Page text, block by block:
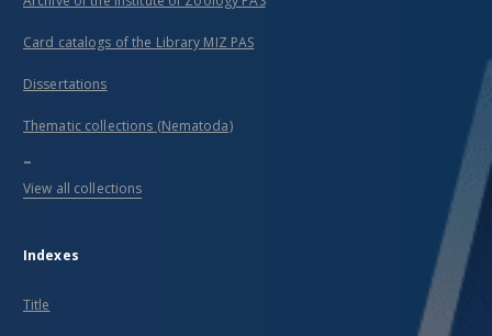
Card catalogs of the Library MIZ PAS
Dissertations
Thematic collections (Nematoda)
...
View all collections
Indexes
Title